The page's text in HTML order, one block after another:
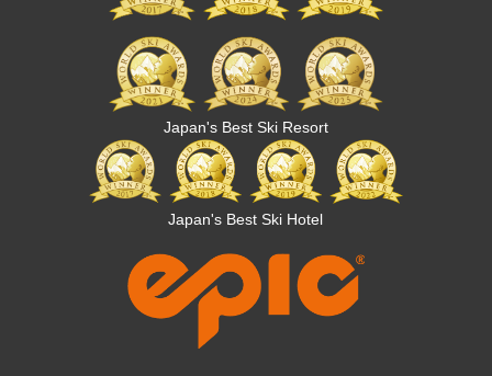
Japan's Best Ski Resort
Japan's Best Ski Hotel